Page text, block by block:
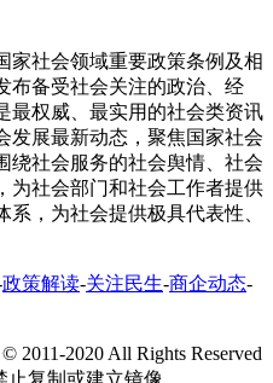
家社会领域重要政策条例及相
布备受社会关注的政治、经
最权威、最实用的社会类资讯
发展最新动态，聚焦国家社会
绕社会服务的社会舆情、社会
为社会部门和社会工作者提供
，为社会提供极具代表性、
政策解读-关注民生-商企动态-
2011-2020 All Rights Reserved